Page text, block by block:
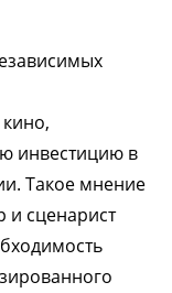
инвестицию в
Такое мнение
и сценарист